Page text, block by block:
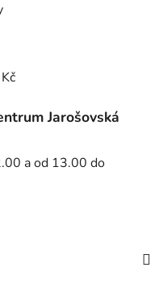
Jarošovská
a od 13.00 do